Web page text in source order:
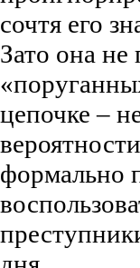
сочтя его
Зато она
цепочке –
формально